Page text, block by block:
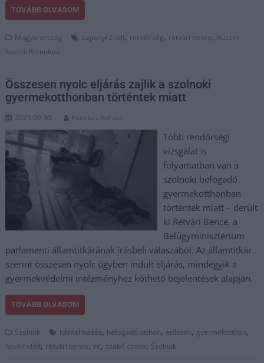
TOVÁBB OLVASOM
Magyarország Laponyi Zsolt, rendőrség, rétvári bence, Ruszin-
Szendi Romulusz
Összesen nyolc eljárás zajlik a szolnoki
gyermekotthonban történtek miatt
2025.09.30. Fazekas Adrián
Több rendőrségi
vizsgálat is
folyamatban van a
szolnoki befogadó
gyermekotthonban
történtek miatt – derült
ki Rétvári Bence, a
Belügyminisztérium
parlamenti államtitkárának írásbeli válaszából. Az államtitkár
szerint összesen nyolc ügyben indult eljárás, mindegyik a
gyermekvédelmi intézményhez köthető bejelentések alapján.
TOVÁBB OLVASOM
Szolnok bántalmazás, befogadó otthon, erőszak, gyermekotthon,
novák előd, rétvári bence, rtl, szabó csaba, Szolnok